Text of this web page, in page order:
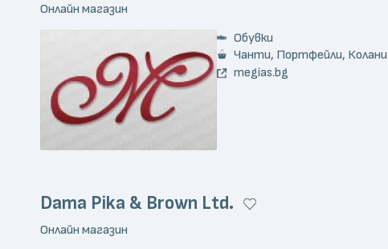
Онлайн магазин
Обувки
Чанти, Портфейли, Колани
megias.bg
Dama Pika & Brown Ltd.
Онлайн магазин